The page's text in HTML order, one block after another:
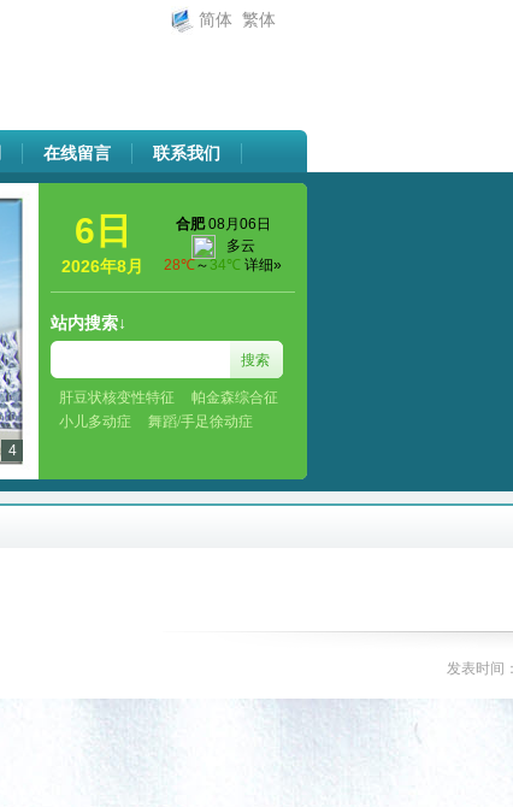
简体 繁体
在线留言 联系我们
4
6日
2026年8月
站内搜索↓
肝豆状核变性特征
帕金森综合征
小儿多动症
舞蹈/手足徐动症
发表时间